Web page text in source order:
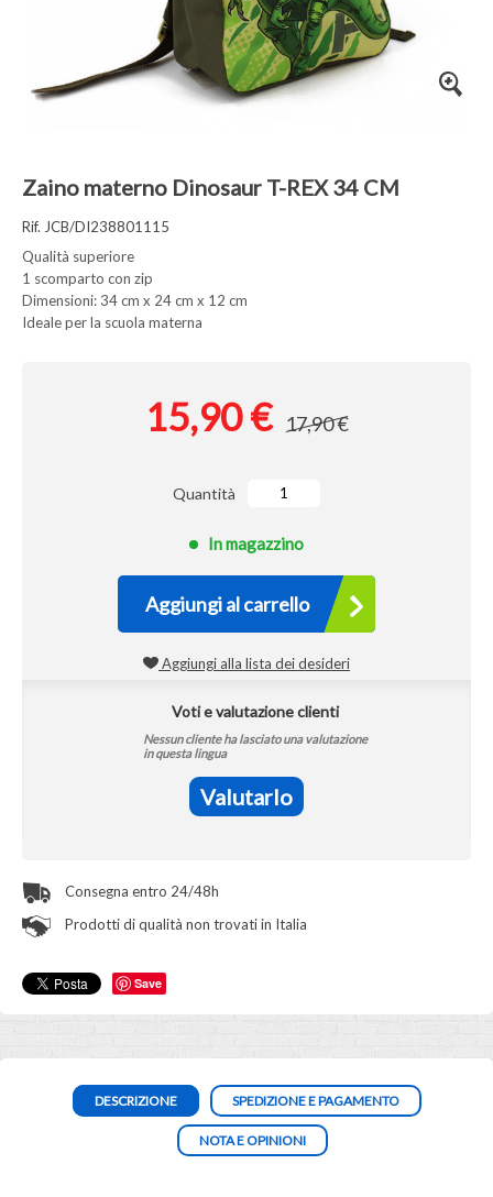
Save
Zaino materno Dinosaur T-REX 34 CM
Rif. JCB/DI238801115
Qualità superiore
1 scomparto con zip
Dimensioni: 34 cm x 24 cm x 12 cm
Ideale per la scuola materna
15,90 € 17,90 €
Quantità
In magazzino
Aggiungi al carrello
Aggiungi alla lista dei desideri
Voti e valutazione clienti
Nessun cliente ha lasciato una valutazione
in questa lingua
Valutarlo
Consegna entro 24/48h
Prodotti di qualità non trovati in Italia
DESCRIZIONE SPEDIZIONE E PAGAMENTO
NOTA E OPINIONI